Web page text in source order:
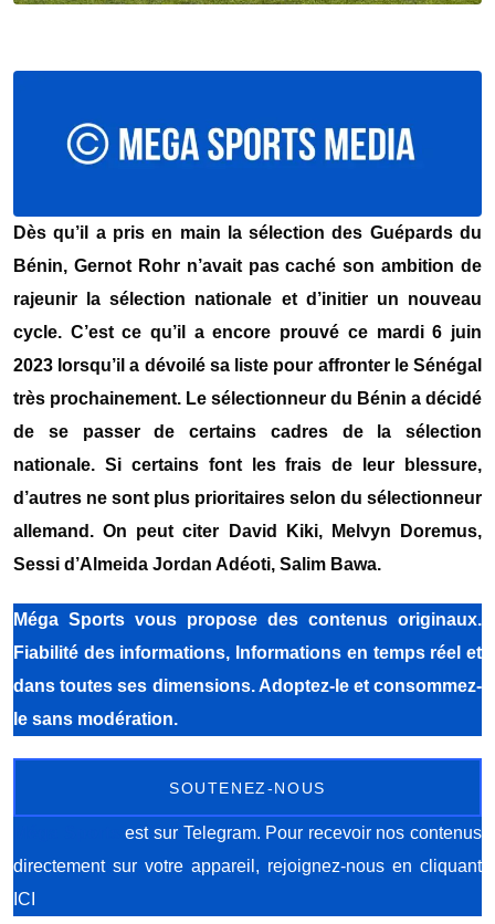
Dès qu’il a pris en main la sélection des Guépards du
Bénin, Gernot Rohr n’avait pas caché son ambition de
rajeunir la sélection nationale et d’initier un nouveau
cycle. C’est ce qu’il a encore prouvé ce mardi 6 juin
2023 lorsqu’il a dévoilé sa liste pour affronter le Sénégal
très prochainement. Le sélectionneur du Bénin a décidé
de se passer de certains cadres de la sélection
nationale. Si certains font les frais de leur blessure,
d’autres ne sont plus prioritaires selon du sélectionneur
allemand. On peut citer David Kiki, Melvyn Doremus,
Sessi d’Almeida Jordan Adéoti, Salim Bawa.
Méga Sports vous propose des contenus originaux.
Fiabilité des informations, Informations en temps réel et
dans toutes ses dimensions. Adoptez-le et consommez-
le sans modération.
SOUTENEZ-NOUS
est sur Telegram. Pour recevoir nos contenus
directement sur votre appareil, rejoignez-nous en cliquant
ICI